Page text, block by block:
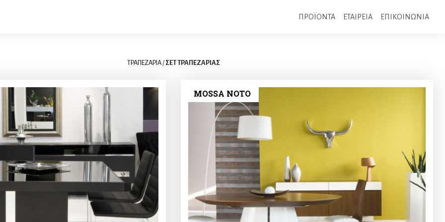
ΠΡΟΪΟΝΤΑ ΕΤΑΙΡΕΙΑ ΕΠΙΚΟΙΝΩΝΙΑ
ΤΡΑΠΕΖΑΡΙΑ/ ΣΕΤ ΤΡΑΠΕΖΑΡΙΑΣ
MOSSA NOTO